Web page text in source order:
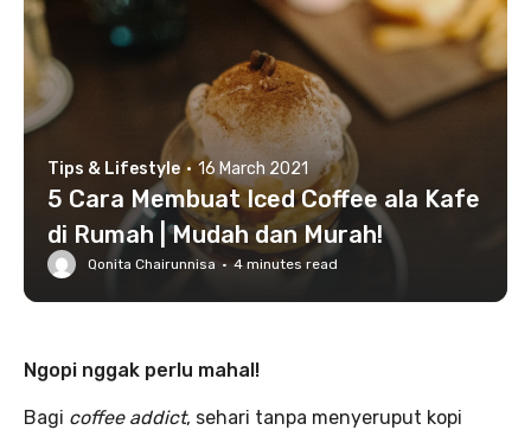
Tips & Lifestyle · 16 March 2021
5 Cara Membuat Iced Coffee ala Kafe
di Rumah | Mudah dan Murah!
Qonita Chairunnisa · 4 minutes read
Ngopi nggak perlu mahal!
Bagi coffee addict, sehari tanpa menyeruput kopi